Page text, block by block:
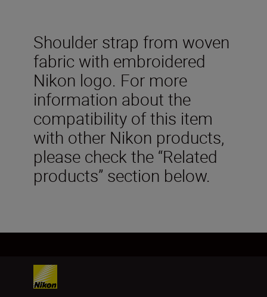
Shoulder strap from woven
fabric with embroidered
Nikon logo. For more
information about the
compatibility of this item
with other Nikon products,
please check the “Related
products” section below.